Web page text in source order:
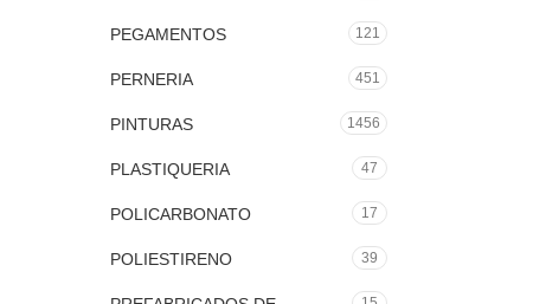
PEGAMENTOS 121
PERNERIA 451
PINTURAS 1456
PLASTIQUERIA 47
POLICARBONATO 17
POLIESTIRENO 39